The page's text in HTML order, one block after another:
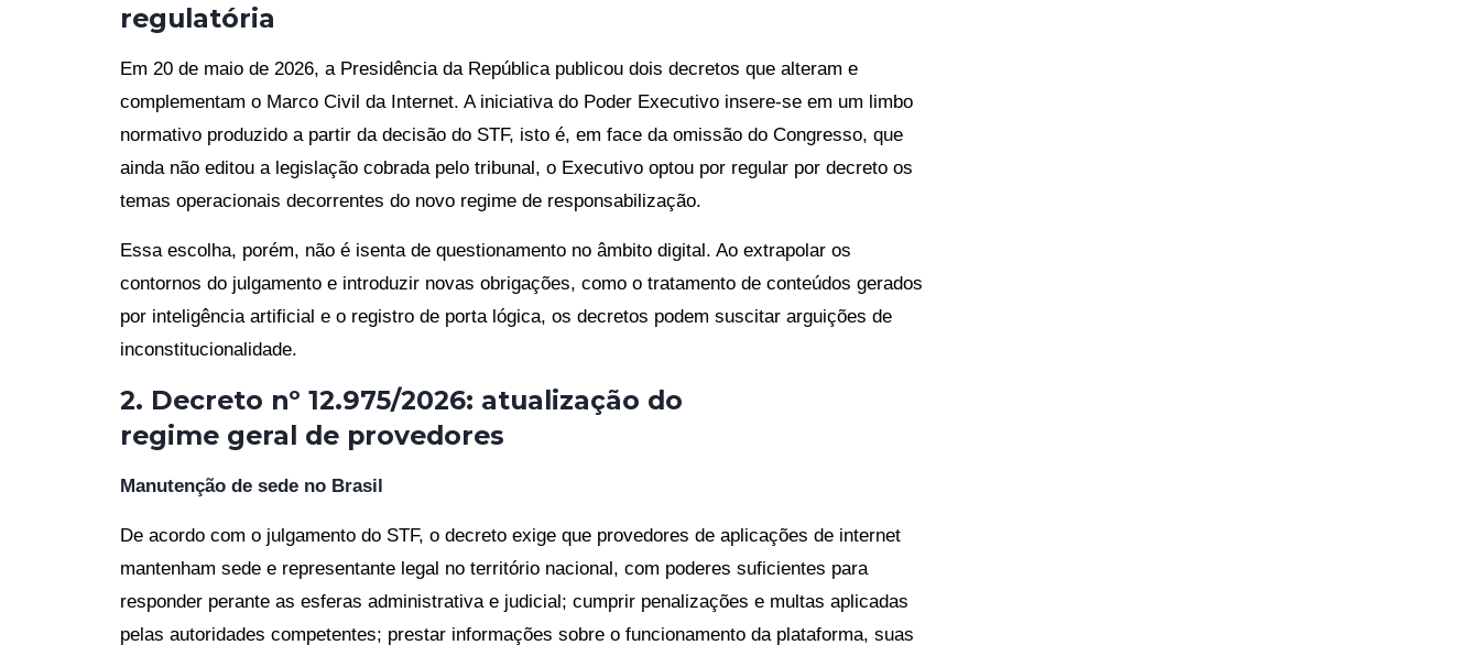
regulatória
Em 20 de maio de 2026, a Presidência da República publicou dois decretos que alteram e
complementam o Marco Civil da Internet. A iniciativa do Poder Executivo insere-se em um limbo
normativo produzido a partir da decisão do STF, isto é, em face da omissão do Congresso, que
ainda não editou a legislação cobrada pelo tribunal, o Executivo optou por regular por decreto os
temas operacionais decorrentes do novo regime de responsabilização.
Essa escolha, porém, não é isenta de questionamento no âmbito digital. Ao extrapolar os
contornos do julgamento e introduzir novas obrigações, como o tratamento de conteúdos gerados
por inteligência artificial e o registro de porta lógica, os decretos podem suscitar arguições de
inconstitucionalidade.
2. Decreto nº 12.975/2026: atualização do
regime geral de provedores
Manutenção de sede no Brasil
De acordo com o julgamento do STF, o decreto exige que provedores de aplicações de internet
mantenham sede e representante legal no território nacional, com poderes suficientes para
responder perante as esferas administrativa e judicial; cumprir penalizações e multas aplicadas
pelas autoridades competentes; prestar informações sobre o funcionamento da plataforma, suas